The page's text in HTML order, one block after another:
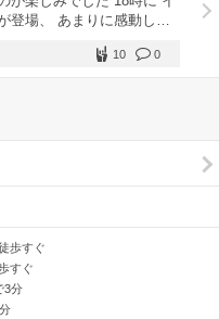
出が天井まで見ることが出
くりと歌を聴くことに集中
て槇原さんの歌と出会
自分自身本当に色々あり
支えられ、助けられたので
ながら走って追いかけて渡
ばってください。
登場、 あまりに感動し過
ましたが、満足です
0
10
歩すぐ
すぐ
3分